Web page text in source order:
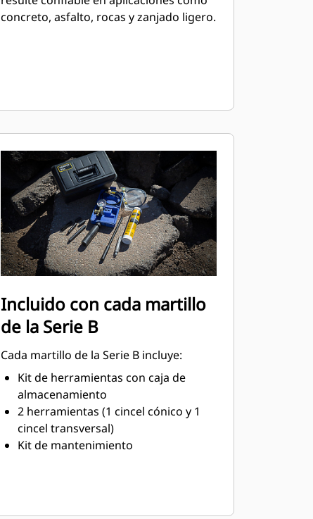
concreto, asfalto, rocas y zanjado ligero.
Incluido con cada martillo
de la Serie B
Cada martillo de la Serie B incluye:
Kit de herramientas con caja de
almacenamiento
2 herramientas (1 cincel cónico y 1
cincel transversal)
Kit de mantenimiento